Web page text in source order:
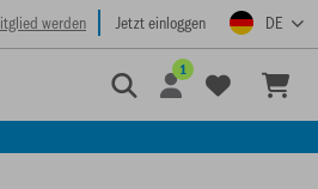
werden Jetzt einloggen DE
1